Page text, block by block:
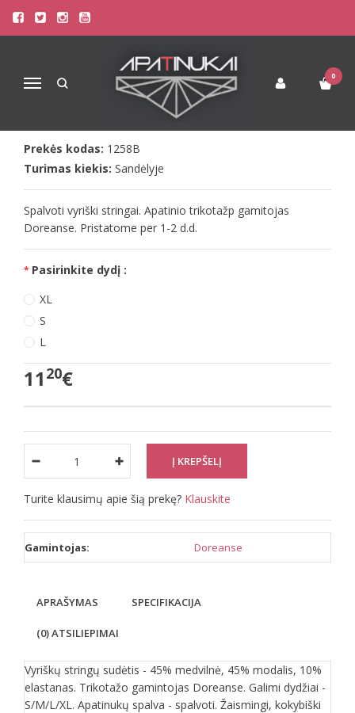
Navigacija
0
Pagrindinis Apatinis Trikotažas Vyrams
Doreanse vyr. juodi su turquise stringai Black line
DOREANSE VYR. JUODI SU
TURQUISE STRINGAI BLACK LINE
Prekės kodas: 1258B
Turimas kiekis: Sandėlyje
Spalvoti vyriški stringai. Apatinio trikotažp gamitojas
Doreanse. Pristatome per 1-2 d.d.
Pasirinkite dydį :
XL
S
L
11 20€
Turite klausimų apie šią prekę? Klauskite
Gamintojas: Doreanse
APRAŠYMAS SPECIFIKACIJA
(0) ATSILIEPIMAI
Vyriškų stringų sudėtis - 45% medvilnė, 45% modalis, 10%
elastanas. Trikotažo gamintojas Doreanse. Galimi dydžiai -
S/M/L/XL. Apatinukų spalva - spalvoti. Žaismingi, kokybiški